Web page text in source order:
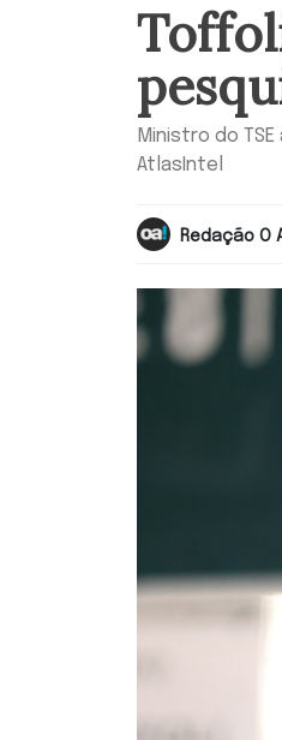
Ministro do
AtlasIntel
Redação O